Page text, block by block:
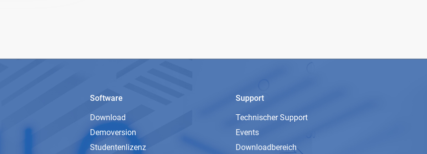
Software
Download
Demoversion
Studentenlizenz
Support
Technischer Support
Events
Downloadbereich